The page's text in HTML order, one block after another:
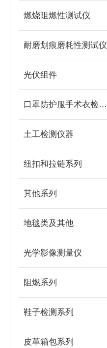
燃烧阻燃性测试仪
耐磨划痕磨耗性测试仪
光伏组件
口罩防护服手术衣检测设备
土工检测仪器
纽扣和拉链系列
其他系列
地毯类及其他
光学影像测量仪
阻燃系列
鞋子检测系列
皮革箱包系列